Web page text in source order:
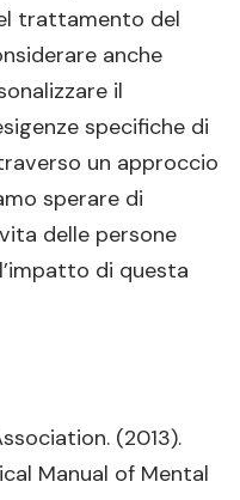
trattamento del
anche
il
specifiche di
un approccio
sperare di
delle persone
di questa
(2013).
Manual of Mental